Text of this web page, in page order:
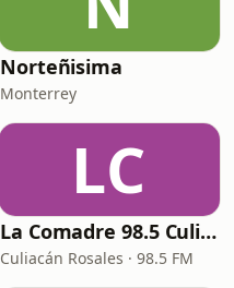
Norteñisima
Monterrey
LC
La Comadre 98.5 Culiacán
Culiacán Rosales · 98.5 FM